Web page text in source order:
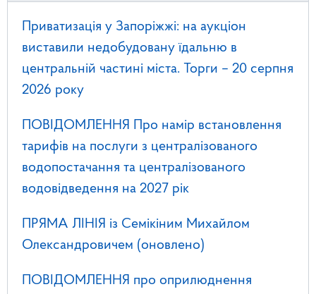
Приватизація у Запоріжжі: на аукціон
виставили недобудовану їдальню в
центральній частині міста. Торги – 20 серпня
2026 року
ПОВІДОМЛЕННЯ Про намір встановлення
тарифів на послуги з централізованого
водопостачання та централізованого
водовідведення на 2027 рік
ПРЯМА ЛІНІЯ із Семікіним Михайлом
Олександровичем (оновлено)
ПОВІДОМЛЕННЯ про оприлюднення